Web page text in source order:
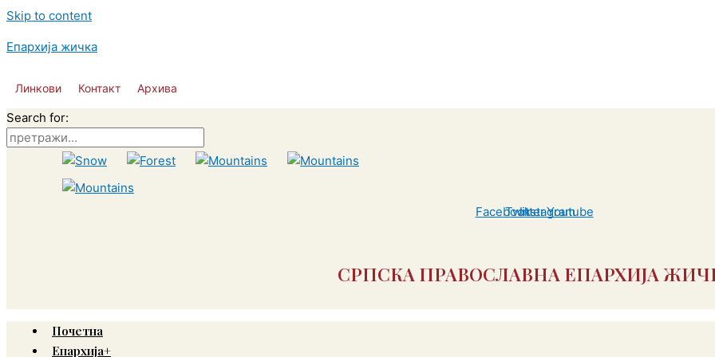
Skip to content
Епархија жичка
Линкови Контакт Архива
Search for:
Facebook
Twitter
Instagram
Youtube
СРПСКА ПРАВОСЛАВНА ЕПАРХИЈА
Почетна
Епархија+